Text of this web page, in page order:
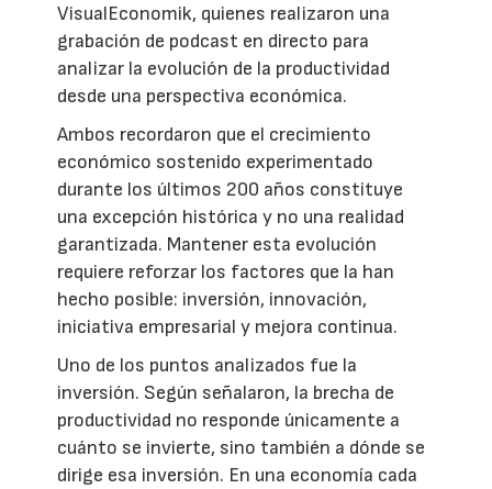
VisualEconomik, quienes realizaron una
grabación de podcast en directo para
analizar la evolución de la productividad
desde una perspectiva económica.
Ambos recordaron que el crecimiento
económico sostenido experimentado
durante los últimos 200 años constituye
una excepción histórica y no una realidad
garantizada. Mantener esta evolución
requiere reforzar los factores que la han
hecho posible: inversión, innovación,
iniciativa empresarial y mejora continua.
Uno de los puntos analizados fue la
inversión. Según señalaron, la brecha de
productividad no responde únicamente a
cuánto se invierte, sino también a dónde se
dirige esa inversión. En una economía cada